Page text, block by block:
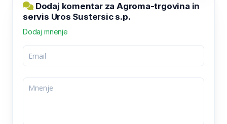
Dodaj komentar za Agroma-trgovina in
servis Uros Sustersic s.p.
Dodaj mnenje